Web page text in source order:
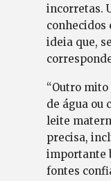
incorretas.
conhecidos
ideia que,
“Outro mito
de água ou
leite
precisa,
importante
fontes